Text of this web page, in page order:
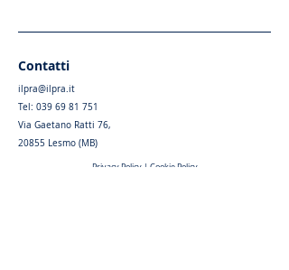
Contatti
ilpra@ilpra.it
Tel: 039 69 81 751
Via Gaetano Ratti 76,
20855 Lesmo (MB)
Privacy Policy | Cookie Policy